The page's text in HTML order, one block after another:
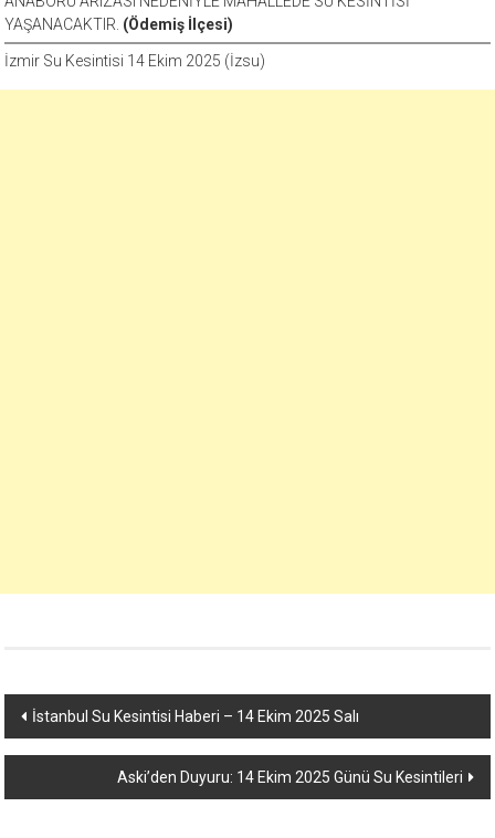
YAŞANACAKTIR. (Ödemiş İlçesi)
İzmir Su Kesintisi 14 Ekim 2025 (İzsu)
Yazı
dolaşımı
İstanbul Su Kesintisi Haberi – 14 Ekim 2025 Salı
Aski’den Duyuru: 14 Ekim 2025 Günü Su Kesintileri